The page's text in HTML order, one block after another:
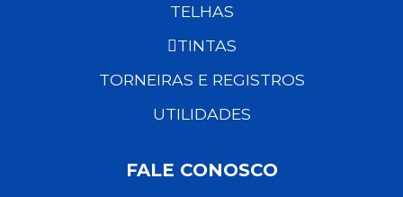
TELHAS
TINTAS
TORNEIRAS E REGISTROS
UTILIDADES
FALE CONOSCO